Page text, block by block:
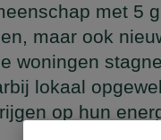
met 5
maar ook
woningen
lokaal
op hun